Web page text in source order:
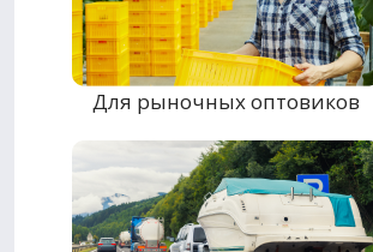
Для рыночных оптовиков